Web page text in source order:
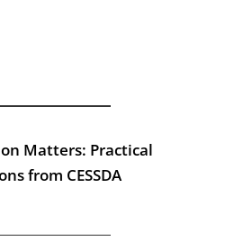
Matters: Practical
from CESSDA